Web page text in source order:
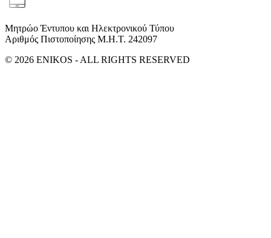
Μητρώο Έντυπου και Ηλεκτρονικού Τύπου
Αριθμός Πιστοποίησης Μ.Η.Τ. 242097
© 2026 ENIKOS - ALL RIGHTS RESERVED